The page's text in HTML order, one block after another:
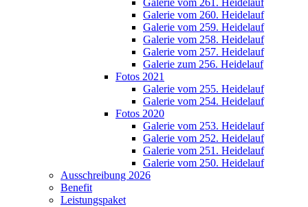
Galerie vom 260. Heidelauf
Galerie vom 259. Heidelauf
Galerie vom 258. Heidelauf
Galerie vom 257. Heidelauf
Galerie zum 256. Heidelauf
Fotos 2021
Galerie vom 255. Heidelauf
Galerie vom 254. Heidelauf
Fotos 2020
Galerie vom 253. Heidelauf
Galerie vom 252. Heidelauf
Galerie vom 251. Heidelauf
Galerie vom 250. Heidelauf
Ausschreibung 2026
Benefit
Leistungspaket